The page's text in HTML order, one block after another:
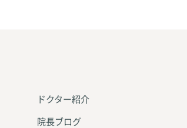
ドクター紹介
院長ブログ